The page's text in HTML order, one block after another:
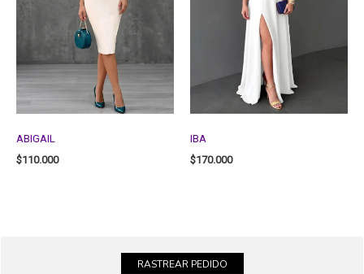
ABIGAIL
$110.000
IBA
$170.000
RASTREAR PEDIDO